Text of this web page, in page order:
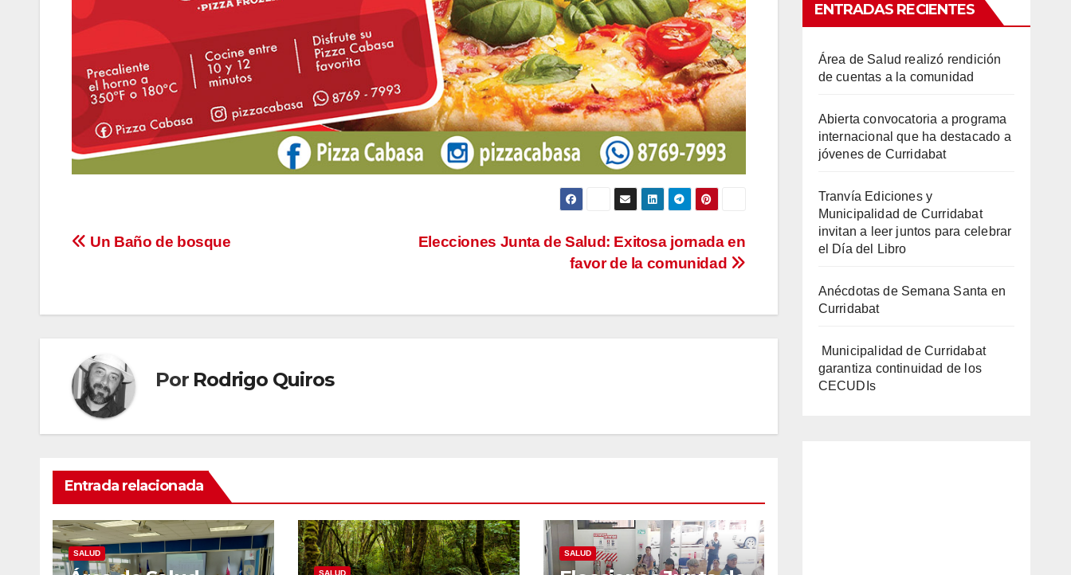
Navegación
entradas
Elecciones Junta de Salud: Exitosa jornada en
favor de la comunidad
Un Baño de bosque
Por Rodrigo Quiros
Entrada relacionada
SALUD
SALUD
SALUD
ENTRADAS RECIENTES
Área de Salud realizó rendición
de cuentas a la comunidad
Abierta convocatoria a programa
internacional que ha destacado a
jóvenes de Curridabat
Tranvía Ediciones y
Municipalidad de Curridabat
invitan a leer juntos para celebrar
el Día del Libro
Anécdotas de Semana Santa en
Curridabat
Municipalidad de Curridabat
garantiza continuidad de los
CECUDIs